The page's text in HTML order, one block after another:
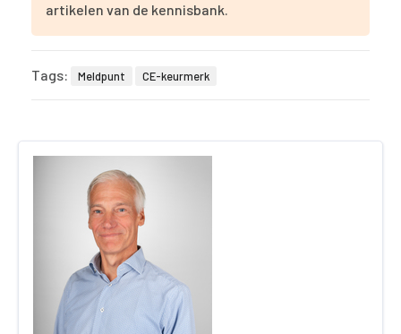
artikelen van de kennisbank.
Tags: Meldpunt CE-keurmerk